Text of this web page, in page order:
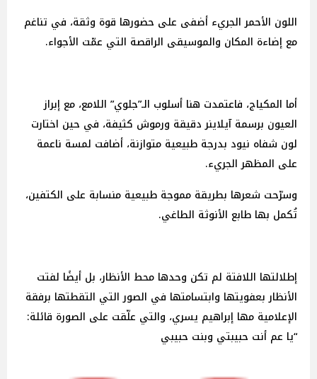
اللون الأحمر الجريء أضفى على حضورها قوة وثقة، في تناغم
مع إضاءة المكان والموسيقى الراقصة التي عمّت الأجواء.
أما المكياج، فاعتمدت هنا أسلوب الـ”جلوي” اللامع، مع إبراز
العيون برسمة آيلاينر دقيقة ورموش كثيفة، في حين اختارت
لون شفاه نيود بدرجة طبيعية متوازنة، أضافت لمسة ناعمة
على المظهر الجريء.
وسرّحت شعرها بطريقة مموجة طبيعية منسابة على الكتفين،
تُكمل بها طابع الأنوثة الطاغي.
إطلالتها اللافتة لم تكن وحدها محط الأنظار، بل أيضًا لفتت
الأنظار بعفويتها وابتسامتها في الصور التي التقطتها برفقة
الإعلامية مها إبراهيم يسري، والتي علّقت على الصورة قائلة:
“يا عم أنت حبيبتي وبنت حبيبي